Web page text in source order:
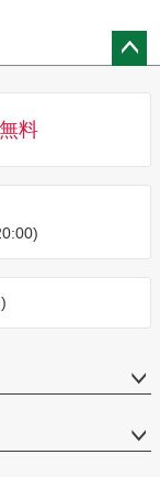
料